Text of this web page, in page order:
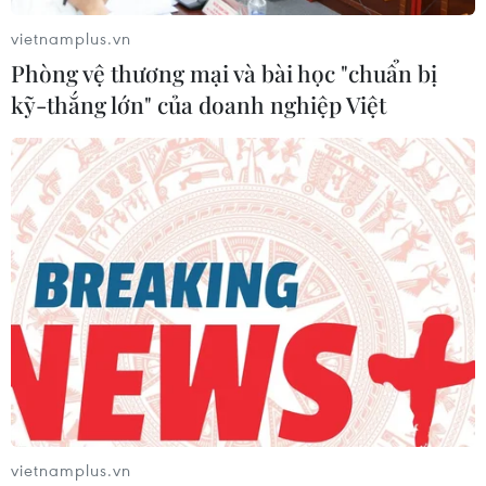
Nợ công của Hàn Quốc vượt 1.400 tỷ USD
trong năm 2019
07/04/2020 12:56
Chỉ tính riêng khoản nợ của chính phủ và các địa
phương đã là 728.800 tỷ won (khoảng 596,4 tỷ USD),
tăng 48.400 tỷ won (khoảng 39,6 tỷ USD) so với năm
2018.
vietnamplus.vn
Phòng vệ thương mại và bài học "chuẩn bị
kỹ-thắng lớn" của doanh nghiệp Việt
vietnamplus.vn